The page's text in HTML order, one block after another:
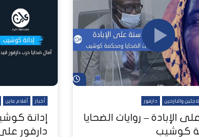
كيف دفعت الحرب
ذروتها؟
نشرة أخبار عاين الأسبوعية
شاهد لاحقاً
تضع ملايين السودانيين
والجوع
جروحٌ لا تُرى.. حرب السودان تمتد
الصحة النفسية للملايين
والنازحين دارفور
على الإبادة – روايات الضحايا
كوشيب
أخبار أفلام عاين
إدانة
دارفور